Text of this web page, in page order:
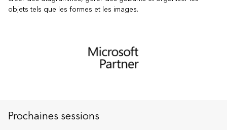
Ressources
objets tels que les formes et les images.
Prochaines sessions